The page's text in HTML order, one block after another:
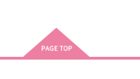
演技の裏側、お見せし
ます。下